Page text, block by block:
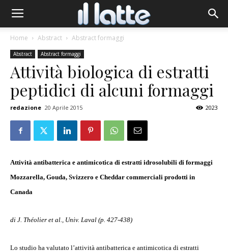
Home Abstract Abstract formaggi
Abstract Abstract formaggi
Attività biologica di estratti
peptidici di alcuni formaggi
redazione 20 Aprile 2015 2023
Attività antibatterica e antimicotica di estratti idrosolubili di formaggi
Mozzarella, Gouda, Svizzero e Cheddar commerciali prodotti in
Canada
di J. Théolier et al., Univ. Laval (p. 427-438)
Lo studio ha valutato l’attività antibatterica e antimicotica di estratti